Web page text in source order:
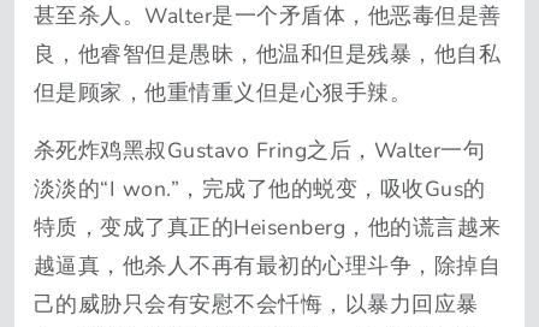
甚至杀人。Walter是一个矛盾体，他恶毒但是善
良，他睿智但是愚昧，他温和但是残暴，他自私
但是顾家，他重情重义但是心狠手辣。
杀死炸鸡黑叔Gustavo Fring之后，Walter一句
淡淡的“I won.”，完成了他的蜕变，吸收Gus的
特质，变成了真正的Heisenberg，他的谎言越来
越逼真，他杀人不再有最初的心理斗争，除掉自
己的威胁只会有安慰不会忏悔，以暴力回应暴